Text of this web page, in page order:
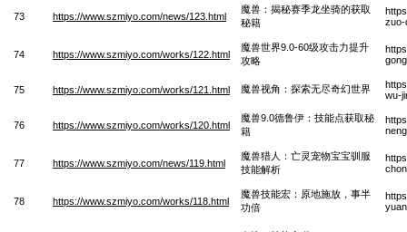
73 https://www.szmiyo.com/news/123.html
魔兽：揭秘赛季龙坐骑的获取
秘籍
zuo-
74 https://www.szmiyo.com/works/122.html
魔兽世界9.0-60级攻击力提升
攻略
75 https://www.szmiyo.com/works/121.html 魔兽视角：探索无尽奇幻世界
wu-
76 https://www.szmiyo.com/works/120.html
魔兽9.0德鲁伊：技能点获取秘
籍
77 https://www.szmiyo.com/news/119.html
魔兽猎人：亡灵宠物宝宝驯服
技能解析
78 https://www.szmiyo.com/works/118.html
魔兽技能宏：原地施放，事半
功倍